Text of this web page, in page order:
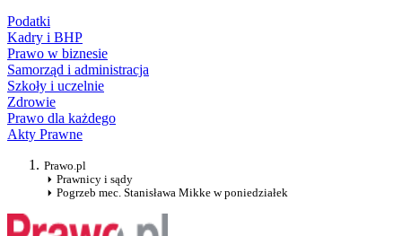
Podatki
Kadry i BHP
Prawo w biznesie
Samorząd i administracja
Szkoły i uczelnie
Zdrowie
Prawo dla każdego
Akty Prawne
Prawo.pl
Prawnicy i sądy
Pogrzeb mec. Stanisława Mikke w poniedziałek